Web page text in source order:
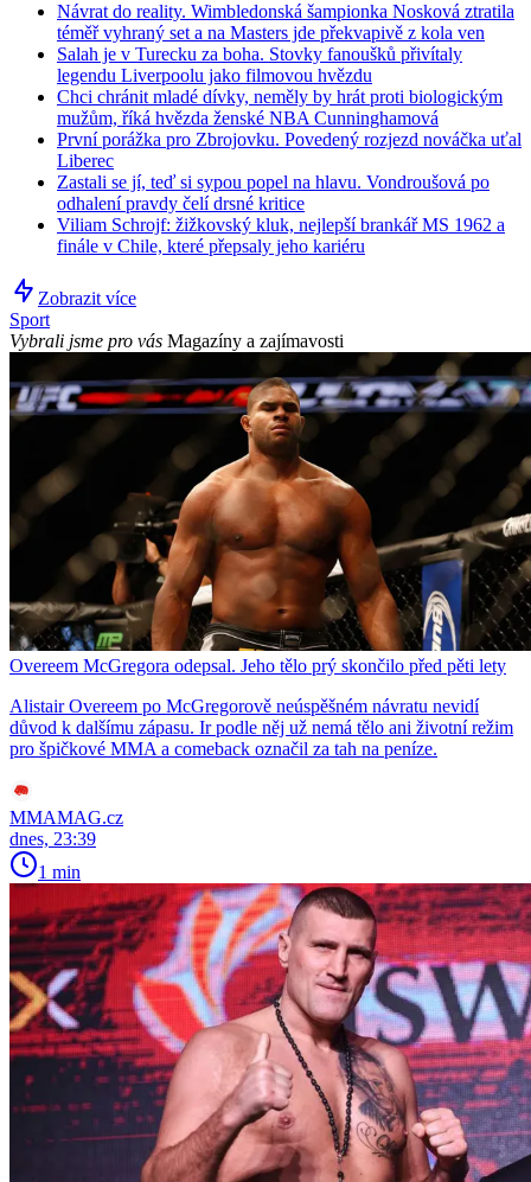
Návrat do reality. Wimbledonská šampionka Nosková ztratila
téměř vyhraný set a na Masters jde překvapivě z kola ven
Salah je v Turecku za boha. Stovky fanoušků přivítaly
legendu Liverpoolu jako filmovou hvězdu
Chci chránit mladé dívky, neměly by hrát proti biologickým
mužům, říká hvězda ženské NBA Cunninghamová
První porážka pro Zbrojovku. Povedený rozjezd nováčka uťal
Liberec
Zastali se jí, teď si sypou popel na hlavu. Vondroušová po
odhalení pravdy čelí drsné kritice
Viliam Schrojf: žižkovský kluk, nejlepší brankář MS 1962 a
finále v Chile, které přepsaly jeho kariéru
Zobrazit více
Sport
Vybrali jsme pro vás Magazíny a zajímavosti
Overeem McGregora odepsal. Jeho tělo prý skončilo před pěti lety
Alistair Overeem po McGregorově neúspěšném návratu nevidí
důvod k dalšímu zápasu. Ir podle něj už nemá tělo ani životní režim
pro špičkové MMA a comeback označil za tah na peníze.
MMAMAG.cz
dnes, 23:39
1 min